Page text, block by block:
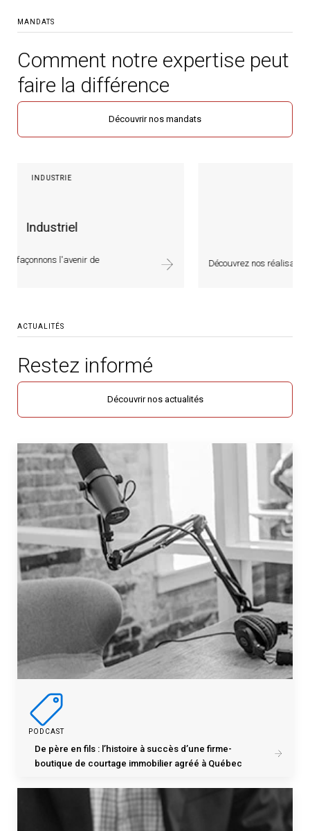
MANDATS
Comment notre expertise peut
faire la différence
Découvrir nos mandats
Découvrez nos réalisations récréatives.
ACTUALITÉS
Restez informé
Découvrir nos actualités
PODCAST
De père en fils : l’histoire à succès d’une firme-
boutique de courtage immobilier agréé à Québec